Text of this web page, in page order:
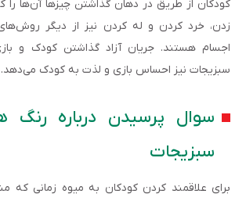
کودکان از طریق در دهان گذاشتن چیزها آن‌ها
زدن، خرد کردن و له کردن نیز از دیگر
اجسام هستند. جریان آزاد گذاشتن کودک و
سبزیجات نیز احساس بازی و لذت به کودک می‌دهد.
سوال پرسیدن درباره رنگ
سبزیجات
برای علاقمند کردن کودکان به میوه زمانی که